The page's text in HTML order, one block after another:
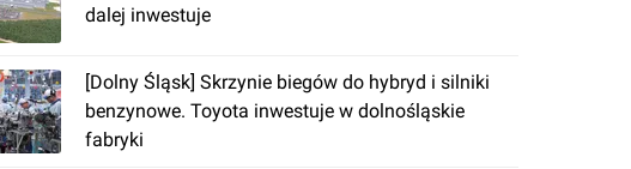
dalej inwestuje
[Dolny Śląsk] Skrzynie biegów do hybryd i silniki
benzynowe. Toyota inwestuje w dolnośląskie
fabryki